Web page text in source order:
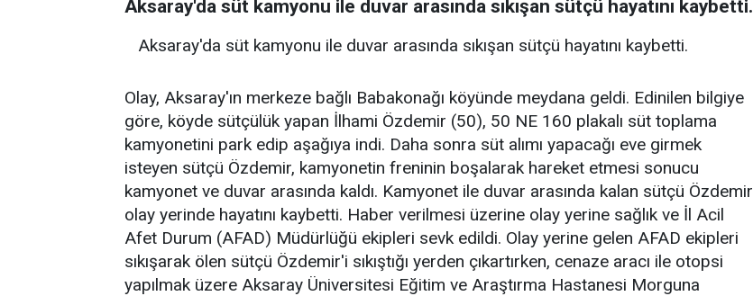
Aksaray'da süt kamyonu ile duvar arasında sıkışan sütçü hayatını kaybetti.
Aksaray'da süt kamyonu ile duvar arasında sıkışan sütçü hayatını kaybetti.
Olay, Aksaray'ın merkeze bağlı Babakonağı köyünde meydana geldi. Edinilen bilgiye
göre, köyde sütçülük yapan İlhami Özdemir (50), 50 NE 160 plakalı süt toplama
kamyonetini park edip aşağıya indi. Daha sonra süt alımı yapacağı eve girmek
isteyen sütçü Özdemir, kamyonetin freninin boşalarak hareket etmesi sonucu
kamyonet ve duvar arasında kaldı. Kamyonet ile duvar arasında kalan sütçü Özdemir
olay yerinde hayatını kaybetti. Haber verilmesi üzerine olay yerine sağlık ve İl Acil
Afet Durum (AFAD) Müdürlüğü ekipleri sevk edildi. Olay yerine gelen AFAD ekipleri
sıkışarak ölen sütçü Özdemir'i sıkıştığı yerden çıkartırken, cenaze aracı ile otopsi
yapılmak üzere Aksaray Üniversitesi Eğitim ve Araştırma Hastanesi Morguna